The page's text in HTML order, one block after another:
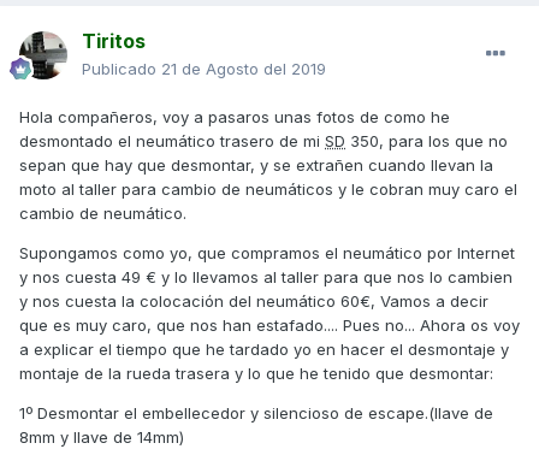
Tiritos
Publicado 21 de Agosto del 2019
Hola compañeros, voy a pasaros unas fotos de como he
desmontado el neumático trasero de mi SD 350, para los que no
sepan que hay que desmontar, y se extrañen cuando llevan la
moto al taller para cambio de neumáticos y le cobran muy caro el
cambio de neumático.
Supongamos como yo, que compramos el neumático por Internet
y nos cuesta 49 € y lo llevamos al taller para que nos lo cambien
y nos cuesta la colocación del neumático 60€, Vamos a decir
que es muy caro, que nos han estafado.... Pues no... Ahora os voy
a explicar el tiempo que he tardado yo en hacer el desmontaje y
montaje de la rueda trasera y lo que he tenido que desmontar:
1º Desmontar el embellecedor y silencioso de escape.(llave de
8mm y llave de 14mm)